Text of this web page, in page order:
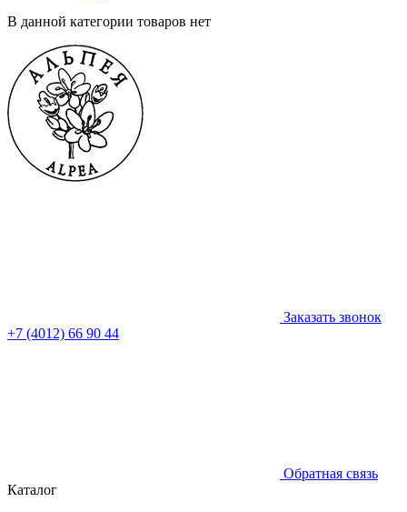
В данной категории товаров нет
Заказать звонок
+7 (4012) 66 90 44
Обратная связь
Каталог